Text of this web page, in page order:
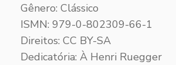
Gênero: Clássico
ISMN: 979-0-802309-66-1
Direitos: CC BY-SA
Dedicatória: À Henri Ruegger